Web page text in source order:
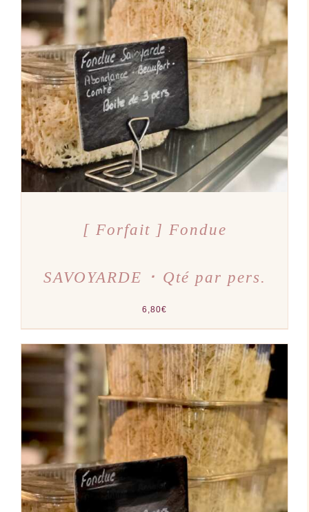
AJOUTER AU PANIER
DÉTAILS
[ Forfait ] Fondue
SAVOYARDE ･ Qté par pers.
6,80€
AJOUTER AU PANIER
DÉTAILS